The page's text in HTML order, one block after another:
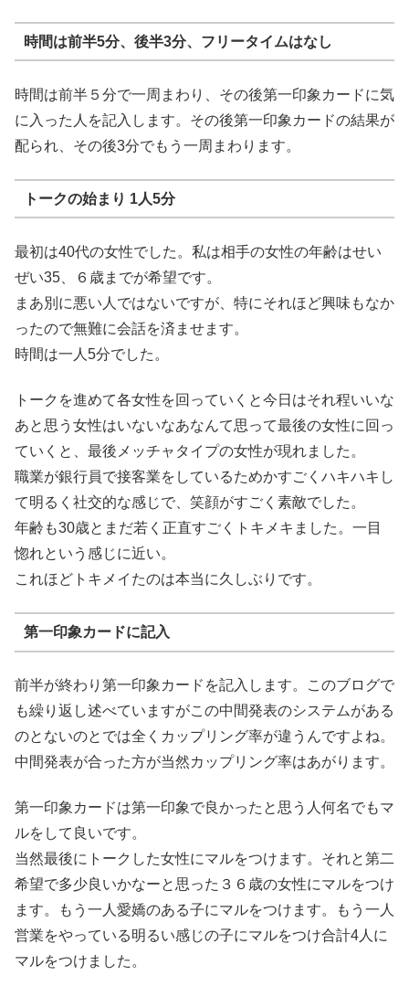
時間は前半5分、後半3分、フリータイムはなし
時間は前半５分で一周まわり、その後第一印象カードに気
に入った人を記入します。その後第一印象カードの結果が
配られ、その後3分でもう一周まわります。
トークの始まり 1人5分
最初は40代の女性でした。私は相手の女性の年齢はせい
ぜい35、６歳までが希望です。
まあ別に悪い人ではないですが、特にそれほど興味もなか
ったので無難に会話を済ませます。
時間は一人5分でした。
トークを進めて各女性を回っていくと今日はそれ程いいな
あと思う女性はいないなあなんて思って最後の女性に回っ
ていくと、最後メッチャタイプの女性が現れました。
職業が銀行員で接客業をしているためかすごくハキハキし
て明るく社交的な感じで、笑顔がすごく素敵でした。
年齢も30歳とまだ若く正直すごくトキメキました。一目
惚れという感じに近い。
これほどトキメイたのは本当に久しぶりです。
第一印象カードに記入
前半が終わり第一印象カードを記入します。このブログで
も繰り返し述べていますがこの中間発表のシステムがある
のとないのとでは全くカップリング率が違うんですよね。
中間発表が合った方が当然カップリング率はあがります。
第一印象カードは第一印象で良かったと思う人何名でもマ
ルをして良いです。
当然最後にトークした女性にマルをつけます。それと第二
希望で多少良いかなーと思った３６歳の女性にマルをつけ
ます。もう一人愛嬌のある子にマルをつけます。もう一人
営業をやっている明るい感じの子にマルをつけ合計4人に
マルをつけました。